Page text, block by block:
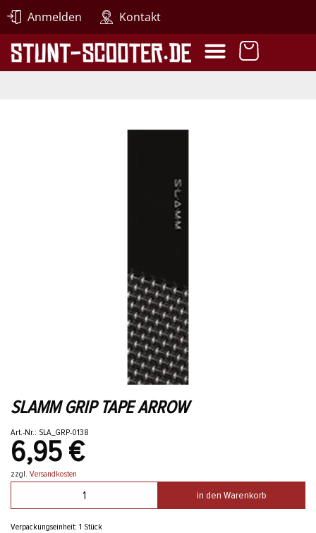
Anmelden Kontakt
SLAMM GRIP TAPE ARROW
Art.-Nr.: SLA_GRP-0138
6,95 €
zzgl. Versandkosten
in den Warenkorb
Verpackungseinheit: 1 Stück